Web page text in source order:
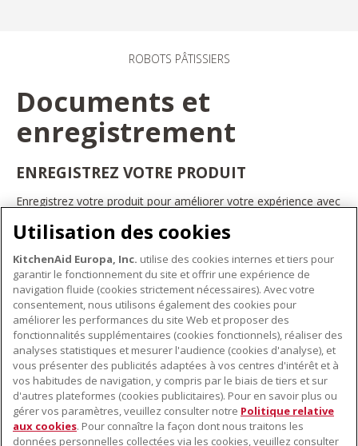
ROBOTS PÂTISSIERS
Documents et
enregistrement
ENREGISTREZ VOTRE PRODUIT
Enregistrez votre produit pour améliorer votre expérience avec
bénéficier d'offres et de promotions exclusives, recevoir des
conseils et des astuces, et bien plus encore.
INSCRIVEZ-VOUS DÈS À PRÉSENT
À PROPOS DE KITCHENAID
À propos de KitchenAid
Histoire de la marque
Communiqués de presse
ODR
NOS PRODUITS
Petits électroménagers
Matériel de cuisine
SERVICE CLIENT
Utilisation des cookies
KitchenAid Europa, Inc. utilise des cookies internes et tiers pour
garantir le fonctionnement du site et offrir une expérience de
navigation fluide (cookies strictement nécessaires). Avec votre
consentement, nous utilisons également des cookies pour
améliorer les performances du site Web et proposer des
fonctionnalités supplémentaires (cookies fonctionnels), réaliser des
analyses statistiques et mesurer l'audience (cookies d'analyse), et
vous présenter des publicités adaptées à vos centres d'intérêt et à
vos habitudes de navigation, y compris par le biais de tiers et sur
d'autres plateformes (cookies publicitaires). Pour en savoir plus ou
gérer vos paramètres, veuillez consulter notre Politique relative
aux cookies. Pour connaître la façon dont nous traitons les
données personnelles collectées via les cookies, veuillez consulter